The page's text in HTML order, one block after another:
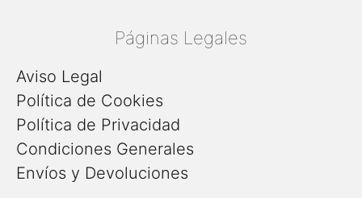
Páginas Legales
Aviso Legal
Política de Cookies
Política de Privacidad
Condiciones Generales
Envíos y Devoluciones